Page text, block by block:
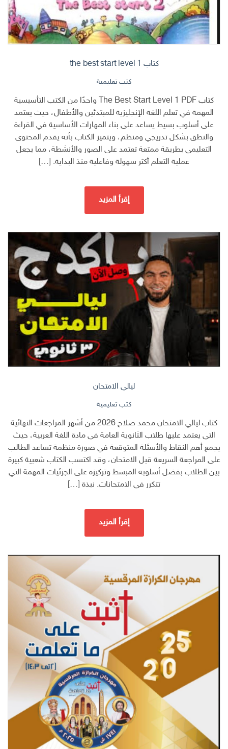
كتاب the best start level 1
كتب تعليمية
كتاب The Best Start Level 1 PDF واحدًا من الكتب التأسيسية
المهمة في تعلم اللغة الإنجليزية للمبتدئين والأطفال، حيث يعتمد
على أسلوب بسيط يساعد على بناء المهارات الأساسية في القراءة
والنطق بشكل تدريجي ومنظم، ويتميز الكتاب بأنه يقدم المحتوى
التعليمي بطريقة ممتعة تعتمد على الصور والأنشطة، مما يجعل
عملية التعلم أكثر سهولة وفاعلية منذ البداية. […]
إقرأ المزيد
ليالي الامتحان
كتب تعليمية
كتاب ليالي الامتحان محمد صلاح 2026 من أشهر المراجعات النهائية
التي يعتمد عليها طلاب الثانوية العامة في مادة اللغة العربية، حيث
يجمع أهم النقاط والأسئلة المتوقعة في صورة منظمة تساعد الطالب
على المراجعة السريعة قبل الامتحان، وقد اكتسب الكتاب شعبية كبيرة
بين الطلاب بفضل أسلوبه المبسط وتركيزه على الجزئيات المهمة التي
تتكرر في الامتحانات. نبذة […]
إقرأ المزيد